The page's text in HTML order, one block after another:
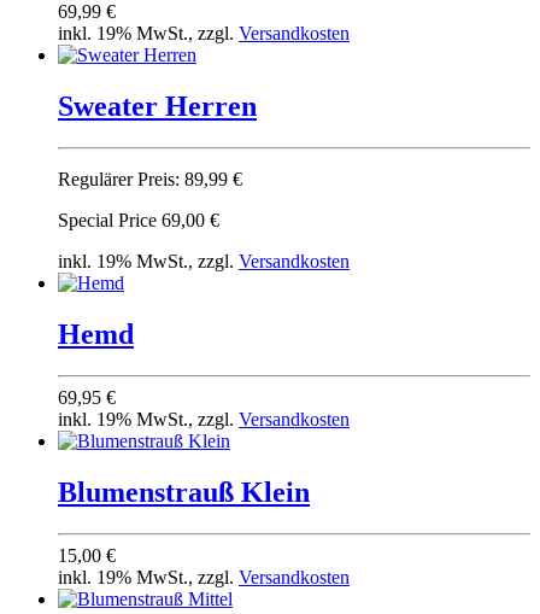
69,99 €
inkl. 19% MwSt., zzgl. Versandkosten
Sweater Herren
Regulärer Preis: 89,99 €
Special Price 69,00 €
inkl. 19% MwSt., zzgl. Versandkosten
Hemd
69,95 €
inkl. 19% MwSt., zzgl. Versandkosten
Blumenstrauß Klein
15,00 €
inkl. 19% MwSt., zzgl. Versandkosten